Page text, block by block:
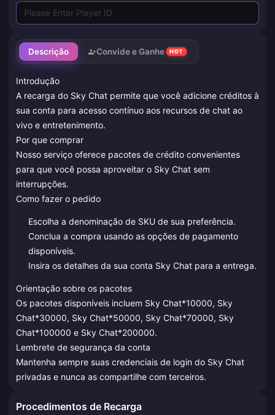
Descrição Convide e Ganhe HOT
Introdução
A recarga do Sky Chat permite que você adicione créditos à
sua conta para acesso contínuo aos recursos de chat ao
vivo e entretenimento.
Por que comprar
Nosso serviço oferece pacotes de crédito convenientes
para que você possa aproveitar o Sky Chat sem
interrupções.
Como fazer o pedido
Escolha a denominação de SKU de sua preferência.
Conclua a compra usando as opções de pagamento
disponíveis.
Insira os detalhes da sua conta Sky Chat para a entrega.
Orientação sobre os pacotes
Os pacotes disponíveis incluem Sky Chat*10000, Sky
Chat*30000, Sky Chat*50000, Sky Chat*70000, Sky
Chat*100000 e Sky Chat*200000.
Lembrete de segurança da conta
Mantenha sempre suas credenciais de login do Sky Chat
privadas e nunca as compartilhe com terceiros.
Procedimentos de Recarga